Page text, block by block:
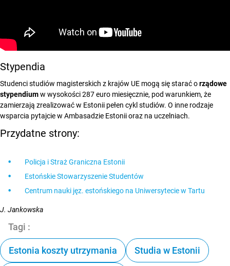
Stypendia
Studenci studiów magisterskich z krajów UE mogą się starać orządowe
stypendiumw wysokości 287 euro miesięcznie, pod warunkiem, że
zamierzają zrealizować w Estonii pełen cykl studiów. O inne rodzaje
wsparcia pytajcie w Ambasadzie Estonii oraz na uczelniach.
Przydatne strony:
Policja i Straż Graniczna Estonii
Estońskie Stowarzyszenie Studentów
Centrum nauki jęz. estońskiego na Uniwersytecie w Tartu
J. Jankowska
Tagi :
Estonia koszty utrzymania Studia w Estonii